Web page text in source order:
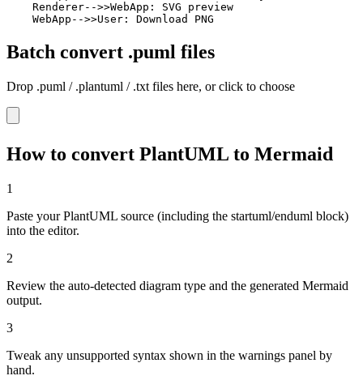
    Renderer-->>WebApp: SVG preview
    WebApp-->>User: Download PNG
Batch convert .puml files
Drop .puml / .plantuml / .txt files here, or click to choose
How to convert PlantUML to Mermaid
1
Paste your PlantUML source (including the startuml/enduml block)
into the editor.
2
Review the auto-detected diagram type and the generated Mermaid
output.
3
Tweak any unsupported syntax shown in the warnings panel by
hand.